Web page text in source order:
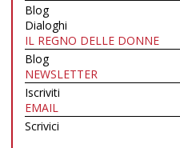
Blog
Dialoghi
IL REGNO DELLE DONNE
Blog
NEWSLETTER
Iscriviti
EMAIL
Scrivici